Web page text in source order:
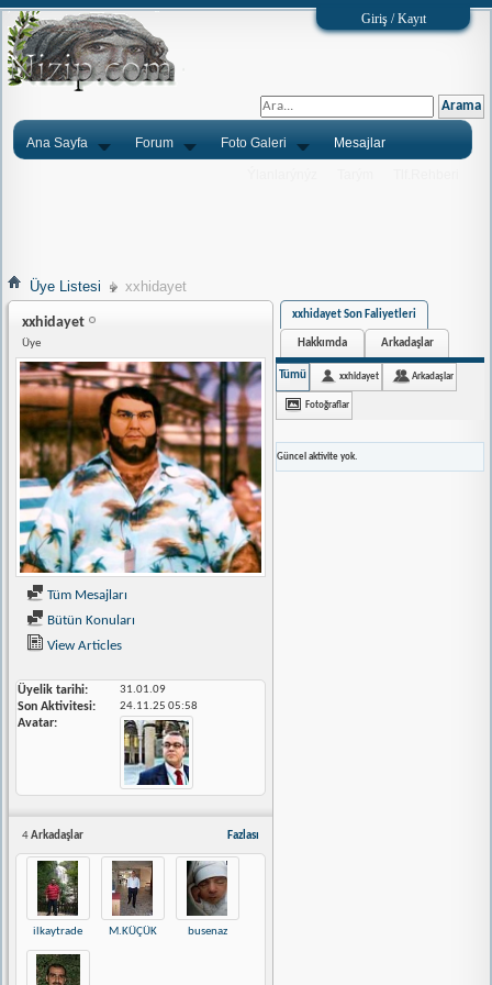
Giriş / Kayıt
Ana Sayfa Forum Foto Galeri Mesajlar
Üye Listesi xxhidayet
xxhidayet
Üye
Tüm Mesajları
Bütün Konuları
View Articles
Üyelik tarihi 31.01.09
Son Aktivitesi 24.11.25 05:58
Avatar
Fazlası
4Arkadaşlar
ilkaytrade M.KÜÇÜK busenaz
xxhidayet Son Faliyetleri
Hakkımda Arkadaşlar
Tümü xxhidayet Arkadaşlar
Fotoğraflar
Güncel aktivite yok.